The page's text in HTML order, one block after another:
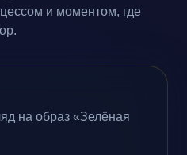
и моментом, где
на образ «Зелёная